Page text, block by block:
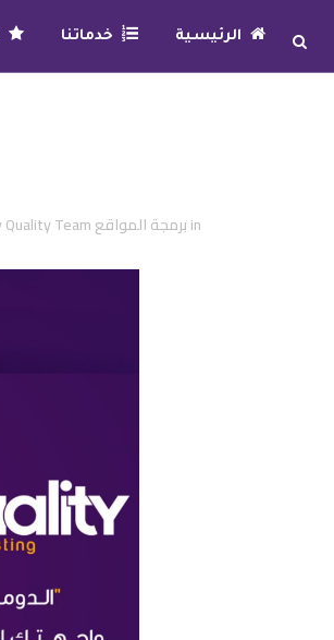
الرئيسية خدماتنا
inبرمجة المواقعQuality Team